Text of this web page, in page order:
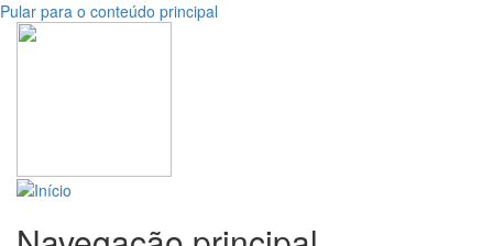
Pular para o conteúdo principal